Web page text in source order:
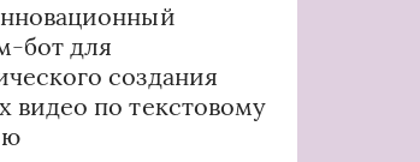
бот для
создания
видео по текстовому